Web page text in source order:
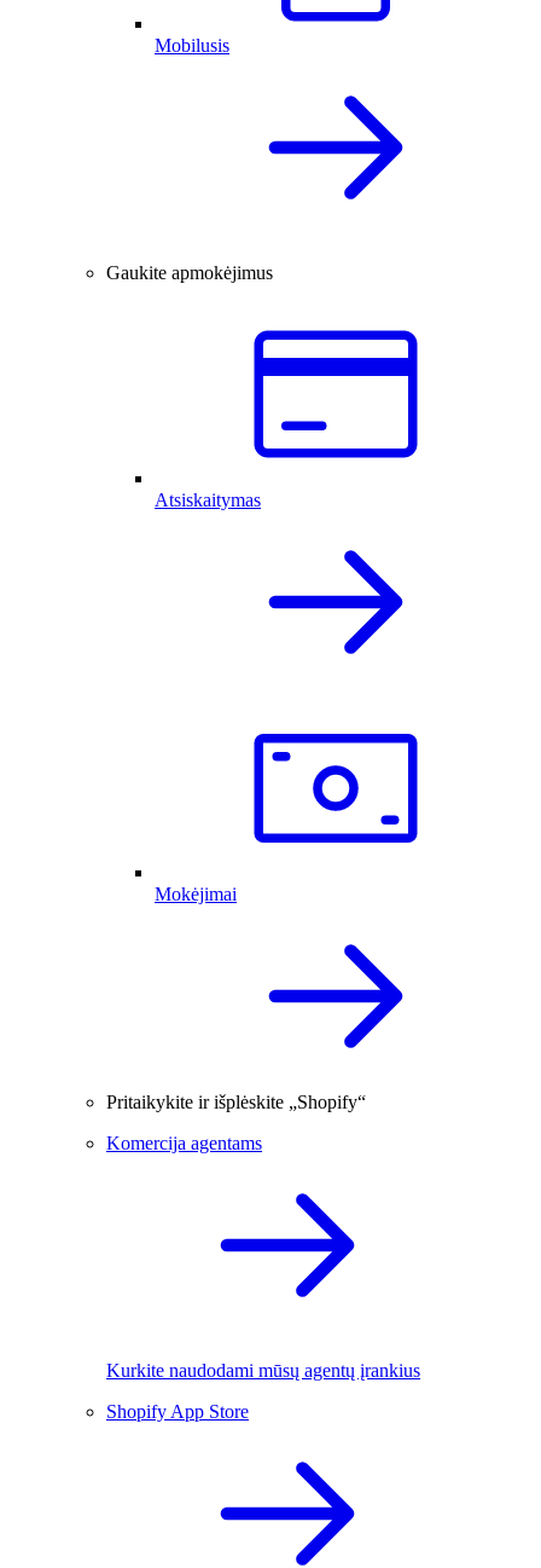
Mobilusis
Gaukite apmokėjimus
Atsiskaitymas
Mokėjimai
Pritaikykite ir išplėskite „Shopify“
Komercija agentams
Kurkite naudodami mūsų agentų įrankius
Shopify App Store